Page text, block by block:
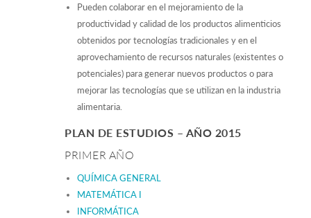
Pueden colaborar en el mejoramiento de la
productividad y calidad de los productos alimenticios
obtenidos por tecnologías tradicionales y en el
aprovechamiento de recursos naturales (existentes o
potenciales) para generar nuevos productos o para
mejorar las tecnologías que se utilizan en la industria
alimentaria.
PLAN DE ESTUDIOS – AÑO 2015
PRIMER AÑO
QUÍMICA GENERAL
MATEMÁTICA I
INFORMÁTICA